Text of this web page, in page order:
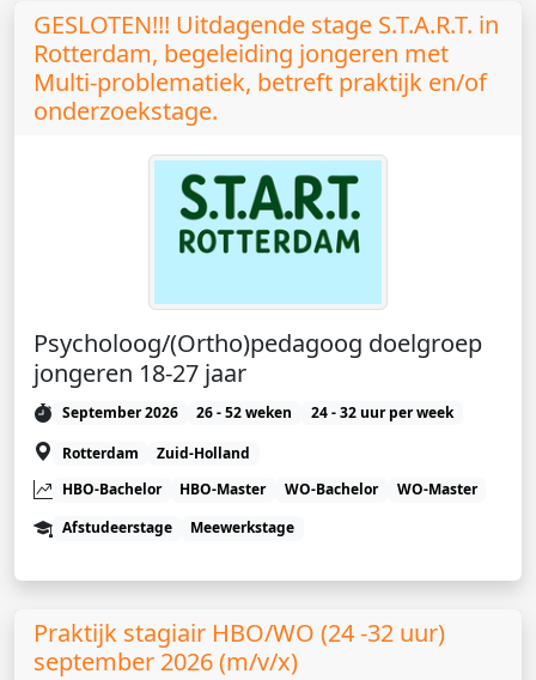
GESLOTEN!!! Uitdagende stage S.T.A.R.T. in
Rotterdam, begeleiding jongeren met
Multi-problematiek, betreft praktijk en/of
onderzoekstage.
Psycholoog/(Ortho)pedagoog doelgroep
jongeren 18-27 jaar
September 2026 26 - 52 weken
24 - 32 uur per week
Rotterdam
Zuid-Holland
HBO-Bachelor
HBO-Master WO-Bachelor
WO-Master
Afstudeerstage
Meewerkstage
Praktijk stagiair HBO/WO (24 -32 uur)
september 2026 (m/v/x)